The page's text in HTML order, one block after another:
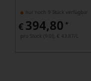
nur noch 9 Stück verfügbar
€ 394,80 *
pro Stück (9.0l), € 43,87/L